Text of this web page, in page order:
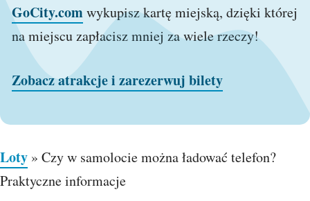
GoCity.comwykupisz kartę miejską, dzięki której
na miejscu zapłacisz mniej za wiele rzeczy!
Zobacz atrakcje i zarezerwuj bilety
Loty » Czy w samolocie można ładować telefon?
Praktyczne informacje